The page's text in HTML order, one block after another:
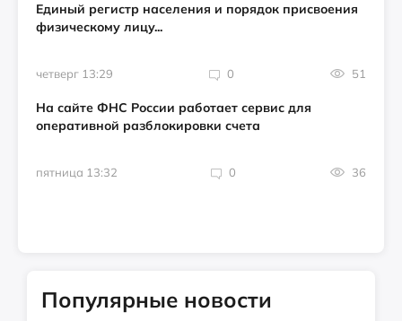
Единый регистр населения и порядок присвоения
физическому лицу...
четверг 13:29 0 51
На сайте ФНС России работает сервис для
оперативной разблокировки счета
пятница 13:32 0 36
Популярные новости